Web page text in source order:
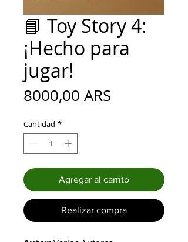
📘 Toy Story 4:
¡Hecho para
jugar!
8000,00 ARS
Cantidad *
Agregar al carrito
Realizar compra